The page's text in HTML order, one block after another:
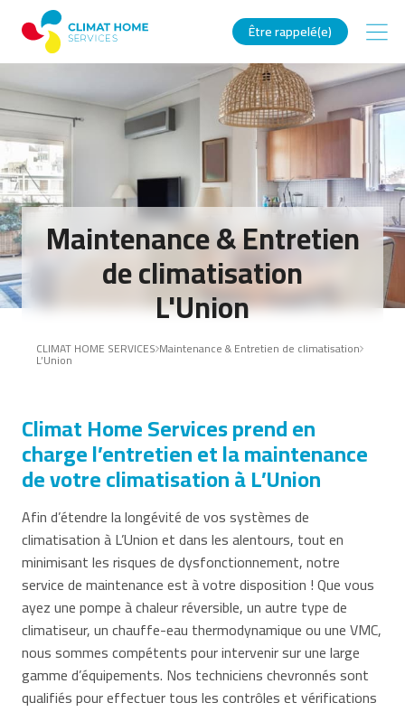
Être rappelé(e)
Maintenance & Entretien
de climatisation
L'Union
CLIMAT HOME SERVICES Maintenance & Entretien de climatisation
L’Union
Climat Home Services prend en
charge l’entretien et la maintenance
de votre climatisation à L’Union
Afin d’étendre la longévité de vos systèmes de
climatisation à L’Union et dans les alentours, tout en
minimisant les risques de dysfonctionnement, notre
service de maintenance est à votre disposition ! Que vous
ayez une pompe à chaleur réversible, un autre type de
climatiseur, un chauffe-eau thermodynamique ou une VMC,
nous sommes compétents pour intervenir sur une large
gamme d’équipements. Nos techniciens chevronnés sont
qualifiés pour effectuer tous les contrôles et vérifications